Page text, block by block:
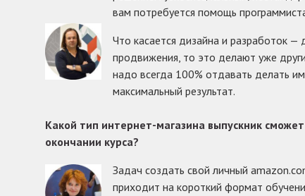
вам потребуется помощь
Что касается дизайна и разработок —
продвижения, то это делают уже
надо всегда 100% отдавать делать
максимальный результат.
Какой тип интернет-магазина выпускник
окончании курса?
Задач создать свой личный
приходит на короткий формат